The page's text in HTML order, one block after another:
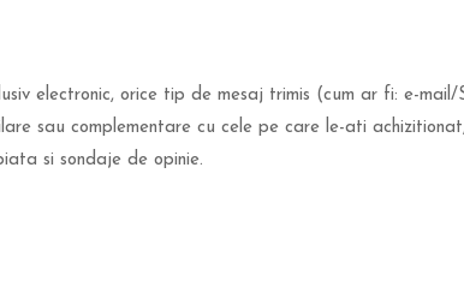
electronic, orice tip de mesaj trimis (cum ar fi: e-
sau complementare cu cele pe care le-ati
si sondaje de opinie.